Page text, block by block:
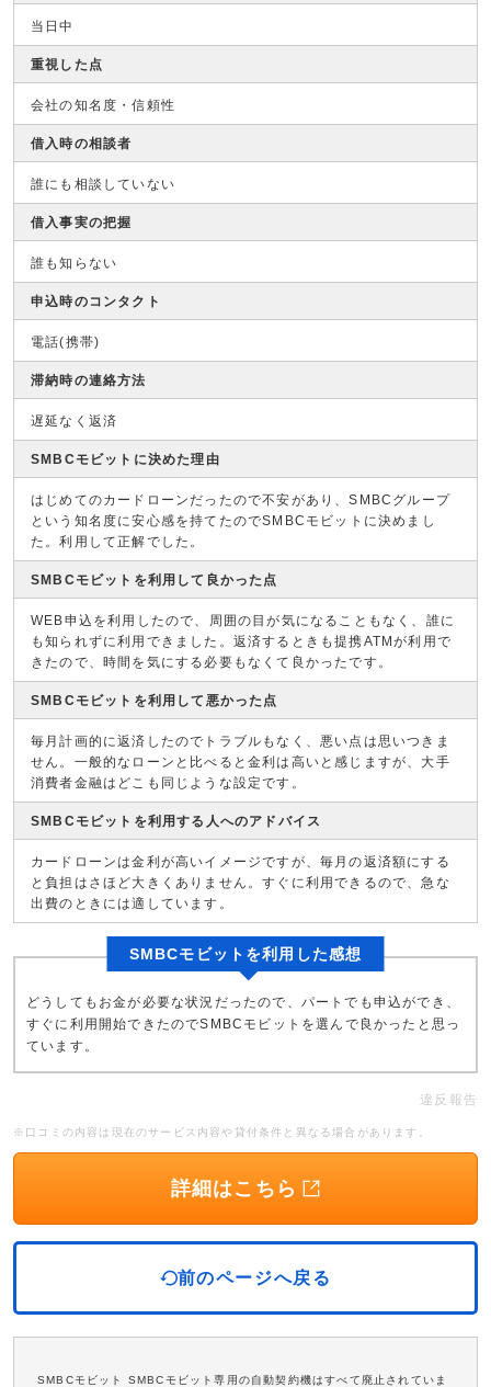
当日中
重視した点
会社の知名度・信頼性
借入時の相談者
誰にも相談していない
借入事実の把握
誰も知らない
申込時のコンタクト
電話(携帯)
滞納時の連絡方法
遅延なく返済
SMBCモビットに決めた理由
はじめてのカードローンだったので不安があり、SMBCグループ
という知名度に安心感を持てたのでSMBCモビットに決めまし
た。利用して正解でした。
SMBCモビットを利用して良かった点
WEB申込を利用したので、周囲の目が気になることもなく、誰に
も知られずに利用できました。返済するときも提携ATMが利用で
きたので、時間を気にする必要もなくて良かったです。
SMBCモビットを利用して悪かった点
毎月計画的に返済したのでトラブルもなく、悪い点は思いつきま
せん。一般的なローンと比べると金利は高いと感じますが、大手
消費者金融はどこも同じような設定です。
SMBCモビットを利用する人へのアドバイス
カードローンは金利が高いイメージですが、毎月の返済額にする
と負担はさほど大きくありません。すぐに利用できるので、急な
出費のときには適しています。
SMBCモビットを利用した感想
どうしてもお金が必要な状況だったので、パートでも申込ができ、
すぐに利用開始できたのでSMBCモビットを選んで良かったと思っ
ています。
違反報告
※口コミの内容は現在のサービス内容や貸付条件と異なる場合があります。
詳細はこちら
前のページへ戻る
SMBCモビット SMBCモビット専用の自動契約機はすべて廃止されていま